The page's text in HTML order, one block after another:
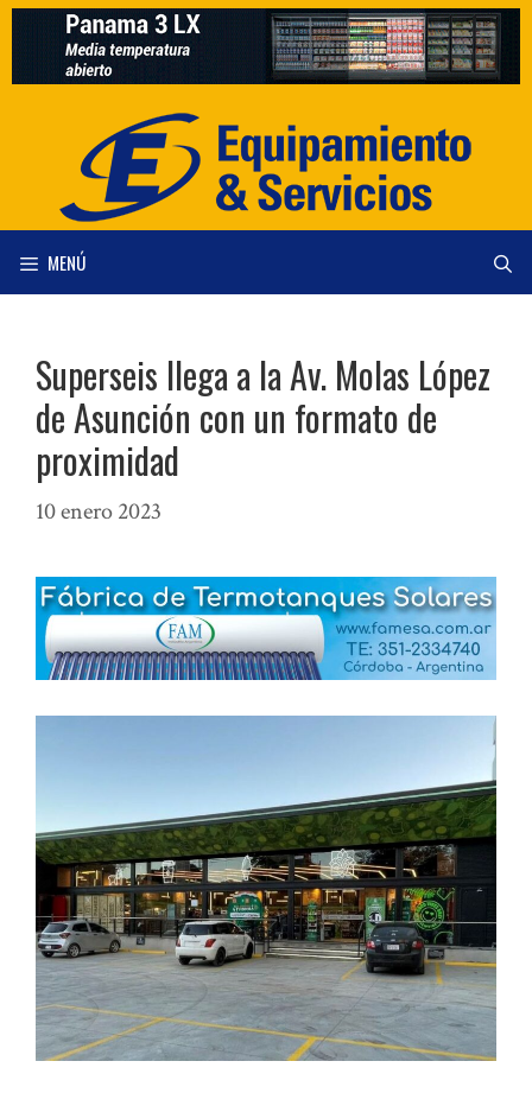
Saltar
contenido
MENÚ
Superseis llega a la Av. Molas López
de Asunción con un formato de
proximidad
10 enero 2023